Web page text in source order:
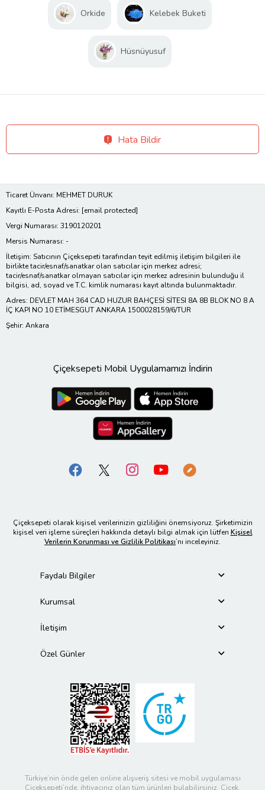
Orkide Kelebek Buketi
Hüsnüyusuf
Hata Bildir
Ticaret Ünvanı: MEHMET DURUK
Kayıtlı E-Posta Adresi: [email protected]
Vergi Numarası: 3190120201
Mersis Numarası: -
İletişim: Satıcının Çiçeksepeti tarafından teyit edilmiş iletişim bilgileri ile
birlikte tacir/esnaf/sanatkar olan satıcılar için merkez adresi;
tacir/esnaf/sanatkar olmayan satıcılar için merkez adresinin bulunduğu il
bilgisi, ad, soyad ve T.C. kimlik numarası kayıt altında bulunmaktadır.
Adres: DEVLET MAH 364 CAD HUZUR BAHÇESİ SİTESI 8A 8B BLOK NO 8 A
İÇ KAPI NO 10 ETİMESGUT ANKARA 1500028159/6/TUR
Şehir: Ankara
Çiçeksepeti Mobil Uygulamamızı İndirin
Çiçeksepeti olarak kişisel verilerinizin gizliliğini önemsiyoruz. Şirketimizin
kişisel veri işleme süreçleri hakkında detaylı bilgi almak için lütfen Kişisel
Verilerin Korunması ve Gizlilik Politikası’nı inceleyiniz.
Faydalı Bilgiler
Kurumsal
İletişim
Özel Günler
Türkiye’nin önde gelen online alışveriş sitesi ve mobil uygulaması
Çiçeksepeti’nde, ihtiyacınız olan tüm ürünleri bulabilirsiniz. Çiçek,